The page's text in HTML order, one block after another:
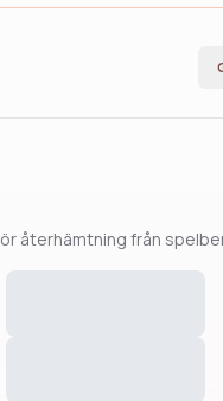
återhämtning från